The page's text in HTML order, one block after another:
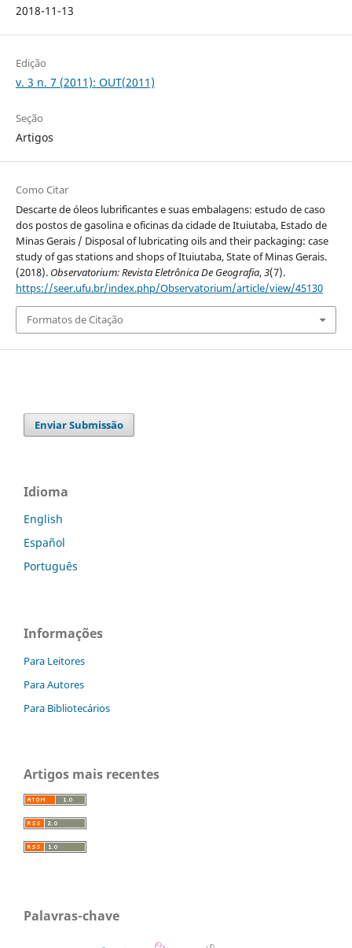
2018-11-13
Edição
v. 3 n. 7 (2011): OUT(2011)
Seção
Artigos
Como Citar
Descarte de óleos lubrificantes e suas embalagens: estudo de caso
dos postos de gasolina e oficinas da cidade de Ituiutaba, Estado de
Minas Gerais / Disposal of lubricating oils and their packaging: case
study of gas stations and shops of Ituiutaba, State of Minas Gerais.
(2018). Observatorium: Revista Eletrônica De Geografia,3(7).
https://seer.ufu.br/index.php/Observatorium/article/view/45130
Formatos de Citação
Enviar Submissão
Idioma
English
Español
Português
Informações
Para Leitores
Para Autores
Para Bibliotecários
Artigos mais recentes
Palavras-chave